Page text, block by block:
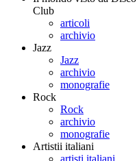
Club
articoli
archivio
Jazz
Jazz
archivio
monografie
Rock
Rock
archivio
monografie
Artistii italiani
artisti italiani